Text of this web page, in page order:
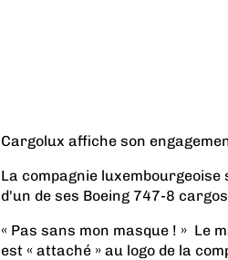
Cargolux affiche son
La compagnie
d'un de ses Boeing 747-8
« Pas sans mon masque ! » Le
est « attaché » au logo de la